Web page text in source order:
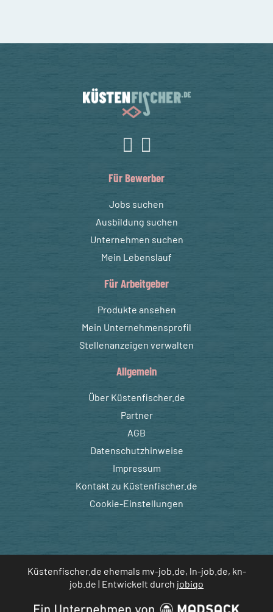
Für Bewerber
Jobs suchen
Ausbildung suchen
Unternehmen suchen
Mein Lebenslauf
Für Arbeitgeber
Produkte ansehen
Mein Unternehmensprofil
Stellenanzeigen verwalten
Allgemein
Über Küstenfischer.de
Partner
AGB
Datenschutzhinweise
Impressum
Kontakt zu Küstenfischer.de
Cookie-Einstellungen
Küstenfischer.de ehemals mv-job.de, ln-job.de, kn-
job.de | Entwickelt durch jobiqo